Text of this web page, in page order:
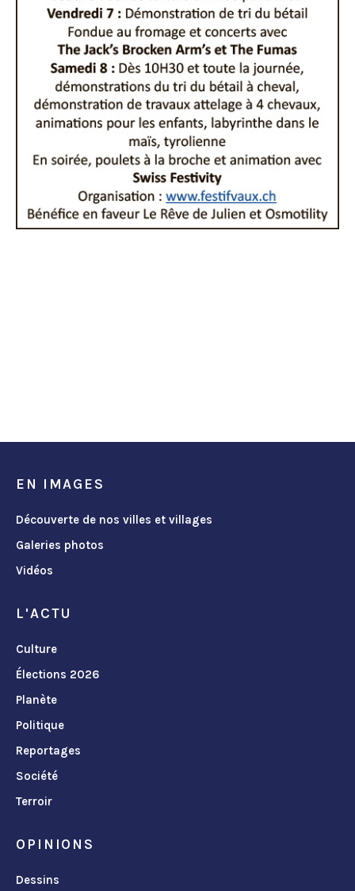
EN IMAGES
Découverte de nos villes et villages
Galeries photos
Vidéos
L'ACTU
Culture
Élections 2026
Planète
Politique
Reportages
Société
Terroir
OPINIONS
Dessins